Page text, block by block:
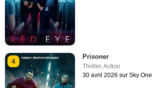
4
Prisoner
Thriller,Action
30 avril 2026 sur Sky One